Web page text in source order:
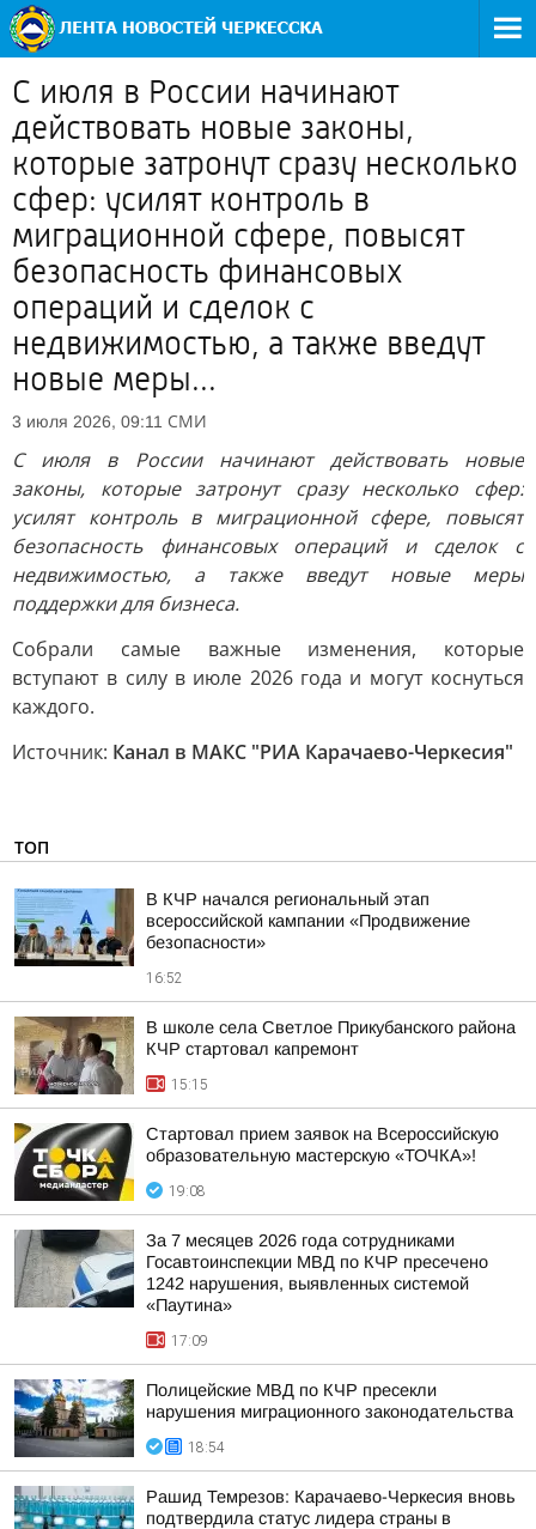
С июля в России начинают
действовать новые законы,
которые затронут сразу несколько
сфер: усилят контроль в
миграционной сфере, повысят
безопасность финансовых
операций и сделок с
недвижимостью, а также введут
новые меры...
3 июля 2026, 09:11 СМИ
С июля в России начинают действовать новые
законы, которые затронут сразу несколько сфер:
усилят контроль в миграционной сфере, повысят
безопасность финансовых операций и сделок с
недвижимостью, а также введут новые меры
поддержки для бизнеса.
Собрали самые важные изменения, которые
вступают в силу в июле 2026 года и могут коснуться
каждого.
Источник: Канал в МАКС "РИА Карачаево-Черкесия"
ТОП
В КЧР начался региональный этап
всероссийской кампании «Продвижение
безопасности»
16:52
В школе села Светлое Прикубанского района
КЧР стартовал капремонт
15:15
Стартовал прием заявок на Всероссийскую
образовательную мастерскую «ТОЧКА»!
19:08
За 7 месяцев 2026 года сотрудниками
Госавтоинспекции МВД по КЧР пресечено
1242 нарушения, выявленных системой
«Паутина»
17:09
Полицейские МВД по КЧР пресекли
нарушения миграционного законодательства
18:54
Рашид Темрезов: Карачаево-Черкесия вновь
подтвердила статус лидера страны в